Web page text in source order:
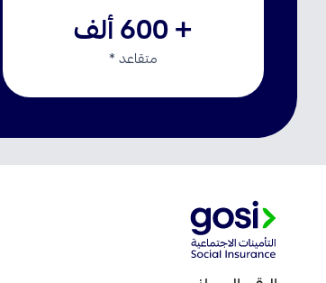
+ 600 ألف
متقاعد *